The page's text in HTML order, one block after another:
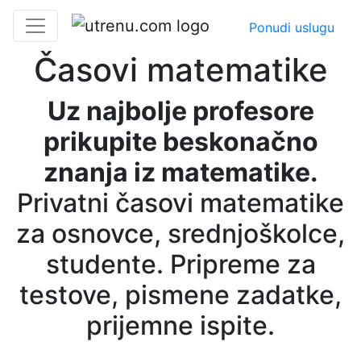
Ponudi uslugu
Časovi matematike
Uz najbolje profesore
prikupite beskonačno
znanja iz matematike.
Privatni časovi matematike
za osnovce, srednjoškolce,
studente. Pripreme za
testove, pismene zadatke,
prijemne ispite.